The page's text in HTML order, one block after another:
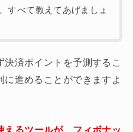
すべて教えてあげましょ
済ポイントを予測するこ
に進めることができますよ
えるツールが、フィボナッ